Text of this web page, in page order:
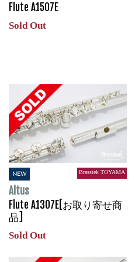
Flute A1507E
Sold Out
NEW Brasstek TOYAMA
Altus
Flute A1307E[お取り寄せ商
品]
Sold Out